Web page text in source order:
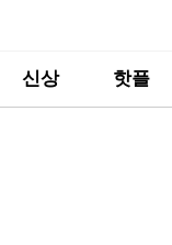
신상 핫플